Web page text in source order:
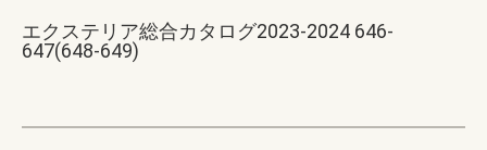
エクステリア総合カタログ2023-2024 646-
647(648-649)